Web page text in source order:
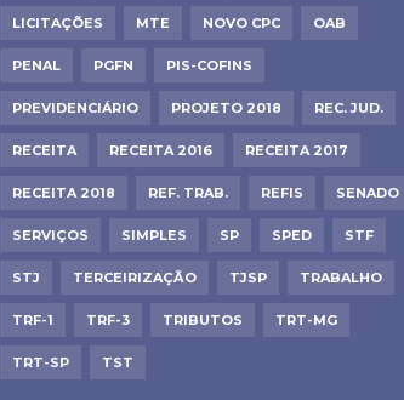
LICITAÇÕES MTE NOVO CPC OAB
PENAL PGFN PIS-COFINS
PREVIDENCIÁRIO PROJETO 2018 REC. JUD.
RECEITA RECEITA 2016 RECEITA 2017
RECEITA 2018 REF. TRAB. REFIS SENADO
SERVIÇOS SIMPLES SP SPED STF
STJ TERCEIRIZAÇÃO TJSP TRABALHO
TRF-1 TRF-3 TRIBUTOS TRT-MG
TRT-SP TST